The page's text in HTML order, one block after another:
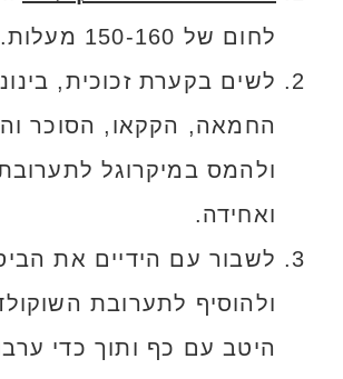
לחום של 150-160 מעלות.
לשים בקערת זכוכית,
החמאה, הקקאו, הסוכר
ולהמס במיקרוגל
ואחידה.
לשבור עם הידיים את
ולהוסיף לתערובת
היטב עם כף ותוך כדי